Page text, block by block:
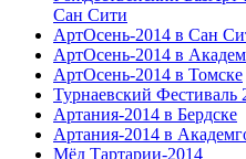
Сан Сити
АртОсень-2014 в Сан
АртОсень-2014 в
АртОсень-2014 в Томске
Турнаевский Фестиваль
Артания-2014 в Бердске
Артания-2014 в
Мёд Тартарии-2014